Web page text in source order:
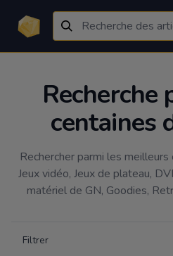
Recherche
centaines
Rechercher parmi les
Jeux vidéo, Jeux de plateau,
matériel de GN, Goodies,
Filtrer